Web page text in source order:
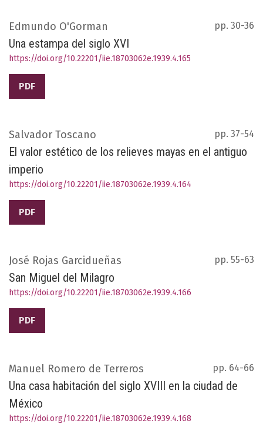
Edmundo O'Gorman pp. 30-36
Una estampa del siglo XVI
https://doi.org/10.22201/iie.18703062e.1939.4.165
PDF
Salvador Toscano pp. 37-54
El valor estético de los relieves mayas en el antiguo
imperio
https://doi.org/10.22201/iie.18703062e.1939.4.164
PDF
José Rojas Garcidueñas pp. 55-63
San Miguel del Milagro
https://doi.org/10.22201/iie.18703062e.1939.4.166
PDF
Manuel Romero de Terreros pp. 64-66
Una casa habitación del siglo XVIII en la ciudad de
México
https://doi.org/10.22201/iie.18703062e.1939.4.168